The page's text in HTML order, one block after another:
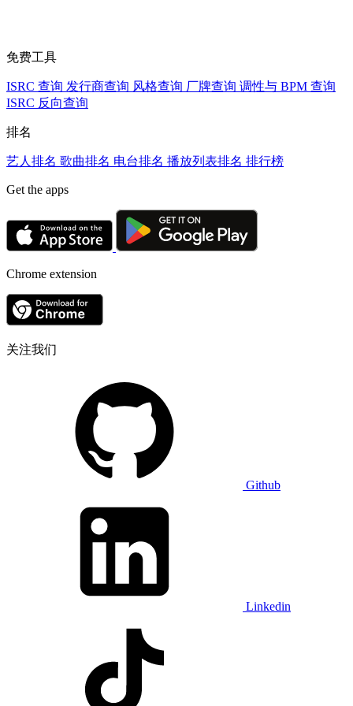
免费工具
ISRC 查询 发行商查询 风格查询 厂牌查询 调性与 BPM 查询
ISRC 反向查询
排名
艺人排名 歌曲排名 电台排名 播放列表排名 排行榜
Get the apps
Chrome extension
关注我们
Github
Linkedin